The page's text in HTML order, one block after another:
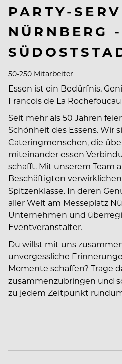
PARTY-
NÜRNBERG -
50-250 Mitarbeiter
Essen ist ein Bedürfnis,
Francois de La
Seit mehr als 50 Jahren
Schönheit des Essens. Wir
Cateringmenschen, die
miteinander essen
schafft. Mit unserem Team
Beschäftigten
Spitzenklasse. In deren
aller Welt am Messeplatz
Unternehmen und
Eventveranstalter.
Du willst mit uns
unvergessliche
Momente schaffen? Trage
zusammenzubringen und
zu jedem Zeitpunkt